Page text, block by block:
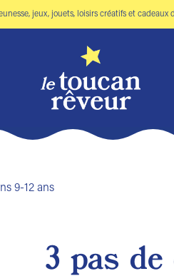
jeux, jouets, loisirs créatifs et cadeaux
9-12 ans
3 pas